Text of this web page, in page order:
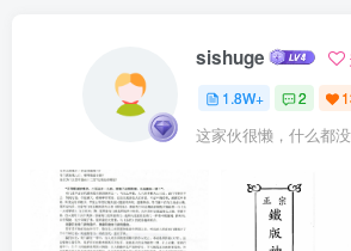
生，遇到一个发烧的病患，会采用诊断的方式
来检查，最后才能做出正确的诊断。也从来没
很多问题，而视他为肉脚医生。但是，如果这
师身上。则无疑的，他一定会被视为功力不
江湖术士。新时代的知识分子们，你们要用
达鬼神的心态来学习斗数？还是认清自己只
sishuge
1.8W+ 2
这家伙很懒，什么都